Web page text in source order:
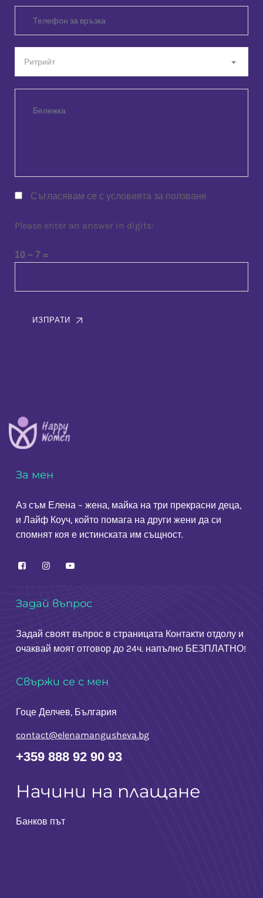
Ритрийт
Съгласявам се с условията за ползване
Please enter an answer in digits:
10 − 7 =
ИЗПРАТИ
За мен
Аз съм Елена – жена, майка на три прекрасни деца,
и Лайф Коуч, който помага на други жени да си
спомнят коя е истинската им същност.
Задай въпрос
Задай своят въпрос в страницата Контакти отдолу и
очаквай моят отговор до 24ч. напълно БЕЗПЛАТНО!
Свържи се с мен
Гоце Делчев, България
+359 888 92 90 93
contact@elenamangusheva.bg
Начини на плащане
Банков път